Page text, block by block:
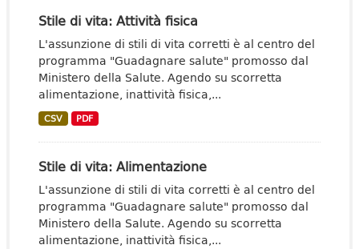
Stile di vita: Attività fisica
L'assunzione di stili di vita corretti è al centro del
programma "Guadagnare salute" promosso dal
Ministero della Salute. Agendo su scorretta
alimentazione, inattività fisica,...
CSV PDF
Stile di vita: Alimentazione
L'assunzione di stili di vita corretti è al centro del
programma "Guadagnare salute" promosso dal
Ministero della Salute. Agendo su scorretta
alimentazione, inattività fisica,...